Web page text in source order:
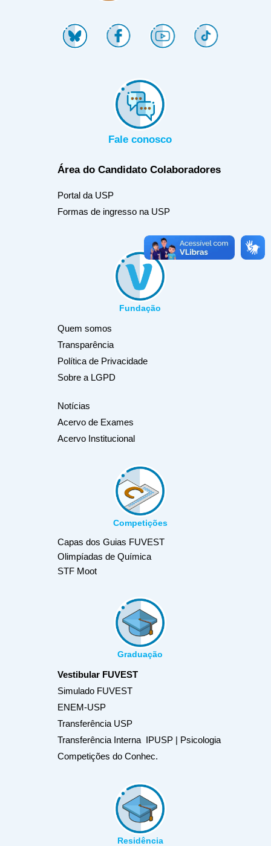
Fale conosco
Área do Candidato Colaboradores
Portal da USP
Formas de ingresso na USP
Fundação
Quem somos
Transparência
Política de Privacidade
Sobre a LGPD
Notícias
Acervo de Exames
Acervo Institucional
Competições
Capas dos Guias FUVEST
Olimpíadas de Química
STF Moot
Graduação
Vestibular FUVEST
Simulado FUVEST
ENEM-USP
Transferência USP
Transferência Interna IPUSP | Psicologia
Competições do Conhec.
Residência